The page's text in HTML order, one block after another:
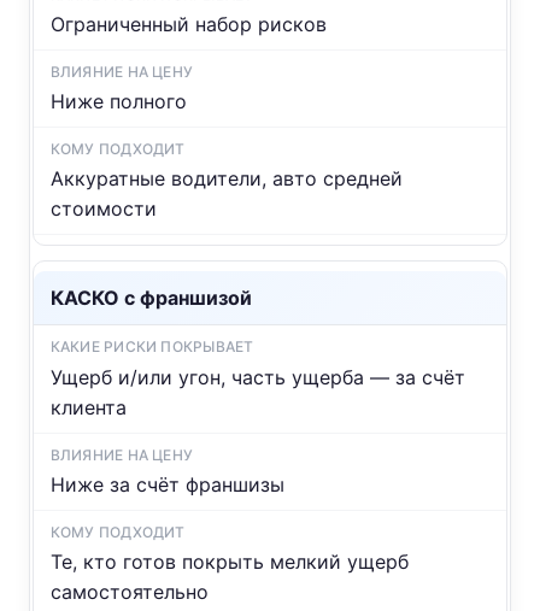
Ограниченный набор рисков
Ниже полного
Аккуратные водители, авто средней
стоимости
КАСКО с франшизой
Ущерб и/или угон, часть ущерба — за счёт
клиента
Ниже за счёт франшизы
Те, кто готов покрыть мелкий ущерб
самостоятельно